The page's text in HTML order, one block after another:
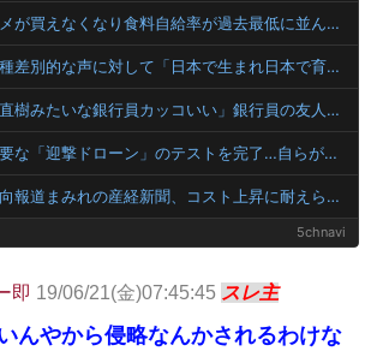
【闇】なぜ日本でコメが買えなくなり食料自給率が過去最低に並んだのか？
【速報】八村塁、人種差別的な声に対して「日本で生まれ日本で育ち日本語話す。誰に何を言われようが日本人、日本人であるプライドがある」
【悲報】ワイ「半沢直樹みたいな銀行員カッコいい」銀行員の友人「あんな奴居ねえよ」
熟練オペレーター不要な「迎撃ドローン」のテストを完了…自らが目標を追尾する映像公開！
高市政権に媚びて偏向報道まみれの産経新聞、コスト上昇に耐えられず東北6県撤退を発表
5chnavi
即 19/06/21(金)07:45:45 スレ主
んやから侵略なんかされるわけな